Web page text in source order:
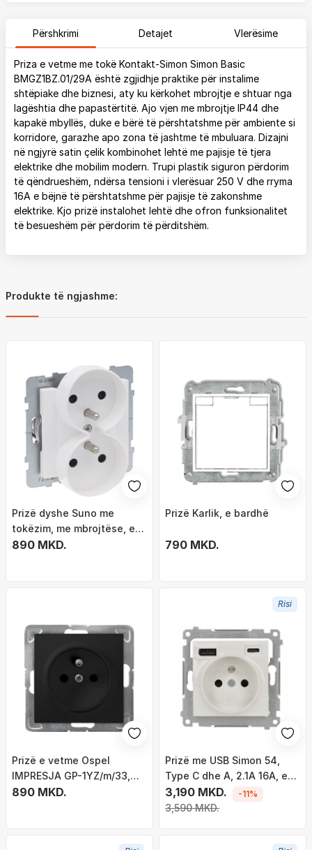
Përshkrimi Detajet Vlerësime
Priza e vetme me tokë Kontakt-Simon Simon Basic
BMGZ1BZ.01/29A është zgjidhje praktike për instalime
shtëpiake dhe biznesi, aty ku kërkohet mbrojtje e shtuar nga
lagështia dhe papastërtitë. Ajo vjen me mbrojtje IP44 dhe
kapakë mbyllës, duke e bërë të përshtatshme për ambiente si
korridore, garazhe apo zona të jashtme të mbuluara. Dizajni
në ngjyrë satin çelik kombinohet lehtë me pajisje të tjera
elektrike dhe mobilim modern. Trupi plastik siguron përdorim
të qëndrueshëm, ndërsa tensioni i vlerësuar 250 V dhe rryma
16A e bëjnë të përshtatshme për pajisje të zakonshme
elektrike. Kjo prizë instalohet lehtë dhe ofron funksionalitet
të besueshëm për përdorim të përditshëm.
Produkte të ngjashme:
Prizë dyshe Suno me
tokëzim, me mbrojtëse, e
bardhë
890 MKD.
Prizë Karlik, e bardhë
790 MKD.
Prizë e vetme Ospel
IMPRESJA GP-1YZ/m/33,
me tokëzim, black metallic
890 MKD.
Risi
Prizë me USB Simon 54,
Type C dhe A, 2.1A 16A, e
bardhë
3,190 MKD.
3,590 MKD.
-11%